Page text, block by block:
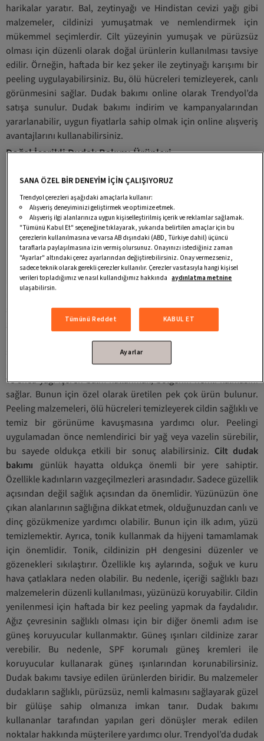
harikalar yaratır. Bal, zeytinyağı ve Hindistan cevizi yağı gibi
malzemeler, cildinizi yumuşatmak ve nemlendirmek için
mükemmel seçimlerdir. Cilt yüzeyinin yumuşak ve pürüzsüz
olması için düzenli olarak doğal ürünlerin kullanılması tavsiye
edilir. Örneğin, haftada bir kez şeker ile zeytinyağı karışımı bir
peeling uygulayabilirsiniz. Bu, ölü hücreleri temizleyerek, canlı
görünmesini sağlar. Dudak bakımı online olarak Trendyol’da
satışa sunulur. Dudak bakımı indirim ve kampanyalarından
yararlanabilir, uygun fiyatlarla sahip olmak için online alışveriş
avantajlarını kullanabilirsiniz.
Doğal İçerikli Dudak Bakımı Ürünleri
yardımcı olmak
için tasarlanan bir
üründür.
Malzemeler, çoğunlukla doğal yağlar içerir. Bu yağların
içeriğinde nemlendirici, besleyici ve antioksidan özellikler
mevcuttur. Yapısı kolayca nüfuz edebilecek şekildedir. Bu
sayede cilt yüzeyinin beslenmesine maksimum seviyede etki
gösterir. Farklı aromalar ile kokularda da temin edilebilir.
seçenekler mevcuttur. Bu sayede farklı bir tat ile koku katmak
Erkek dudak bakımında doğal yağlar, gliserin
ve shea yağı içeren balm kullanmak, bölgenin nemli kalmasını
sağlar. Bunun için özel olarak üretilen pek çok ürün bulunur.
Peeling malzemeleri, ölü hücreleri temizleyerek cildin sağlıklı ve
temiz bir görünüme kavuşmasına yardımcı olur. Peelingi
uygulamadan önce nemlendirici bir yağ veya vazelin sürebilir,
bu sayede oldukça etkili bir sonuç alabilirsiniz. Cilt dudak
bakımı günlük hayatta oldukça önemli bir yere sahiptir.
Özellikle kadınların vazgeçilmezleri arasındadır. Sadece güzellik
açısından değil sağlık açısından da önemlidir. Yüzünüzün öne
çıkan alanlarının sağlığına dikkat etmek, olduğunuzdan canlı ve
dinç gözükmenize yardımcı olabilir. Bunun için ilk adım, yüzü
temizlemektir. Ayrıca, tonik kullanmak da hijyeni tamamlamak
için önemlidir. Tonik, cildinizin pH dengesini düzenler ve
gözenekleri sıkılaştırır. Özellikle kış aylarında, soğuk ve kuru
hava çatlaklara neden olabilir. Bu nedenle, içeriği sağlıklı bazı
malzemelerin düzenli kullanılması, yüzünüzü koruyabilir. Cildin
yenilenmesi için haftada bir kez peeling yapmak da faydalıdır.
Ağız çevresinin sağlıklı olması için bir diğer önemli adım ise
güneş koruyucular kullanmaktır. Güneş ışınları cildinize zarar
verebilir. Bu nedenle, SPF korumalı güneş kremleri ile
koruyucular kullanarak güneş ışınlarından korunabilirsiniz.
Dudak bakımı tavsiye edilen ürünlerden biridir. Bu malzemeler
dudakların sağlıklı, pürüzsüz, nemli kalmasını sağlayarak güzel
bir gülüşe sahip olmanıza imkan tanır. Dudak bakımı
kullananlar tarafından yapılan geri dönüşler merak edilen
noktalar hakkında müşterilere yardımcı olur. Trendyol’da dudak
SANA ÖZEL BİR DENEYİM İÇİN ÇALIŞIYORUZ
Trendyol çerezleri aşağıdaki amaçlarla kullanır:
Alışveriş deneyiminizi geliştirmek ve optimize etmek.
Alışveriş ilgi alanlarınıza uygun kişiselleştirilmiş içerik ve reklamlar sağlamak.
"Tümünü Kabul Et" seçeneğine tıklayarak, yukarıda belirtilen amaçlar için bu
çerezlerin kullanılmasına ve varsa AB dışındaki (ABD, Türkiye dahil) üçüncü
taraflarla paylaşılmasına izin vermiş olursunuz. Onayınızı istediğiniz zaman
"Ayarlar" altındaki çerez ayarlarından değiştirebilirsiniz. Onay vermezseniz,
sadece teknik olarak gerekli çerezler kullanılır. Çerezler vasıtasıyla hangi kişisel
verileri topladığımız ve nasıl kullandığımız hakkında aydınlatma metnine
ulaşabilirsin.
Tümünü Reddet KABUL ET
Ayarlar